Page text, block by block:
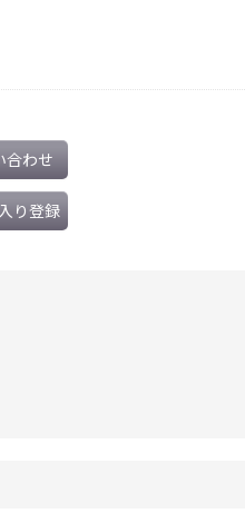
合わせ
り登録